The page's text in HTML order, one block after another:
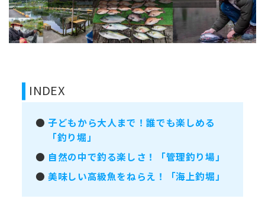
INDEX
●子どもから大人まで！誰でも楽しめる
「釣り堀」
● 自然の中で釣る楽しさ！「管理釣り場」
●美味しい高級魚をねらえ！「海上釣堀」